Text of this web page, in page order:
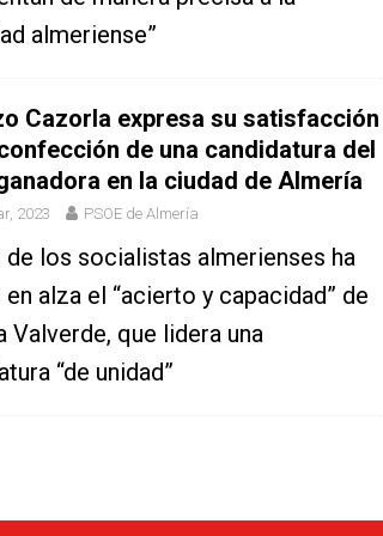
almeriense”
Cazorla expresa su satisfacción
de una candidatura del
en la ciudad de Almería
2023 PSOE de Almería
de los socialistas almerienses ha
alza el “acierto y capacidad” de
Valverde, que lidera una
“de unidad”